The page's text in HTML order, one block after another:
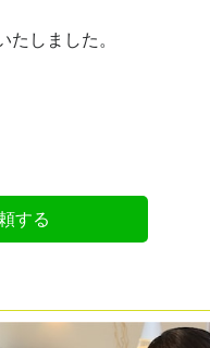
しました。
する